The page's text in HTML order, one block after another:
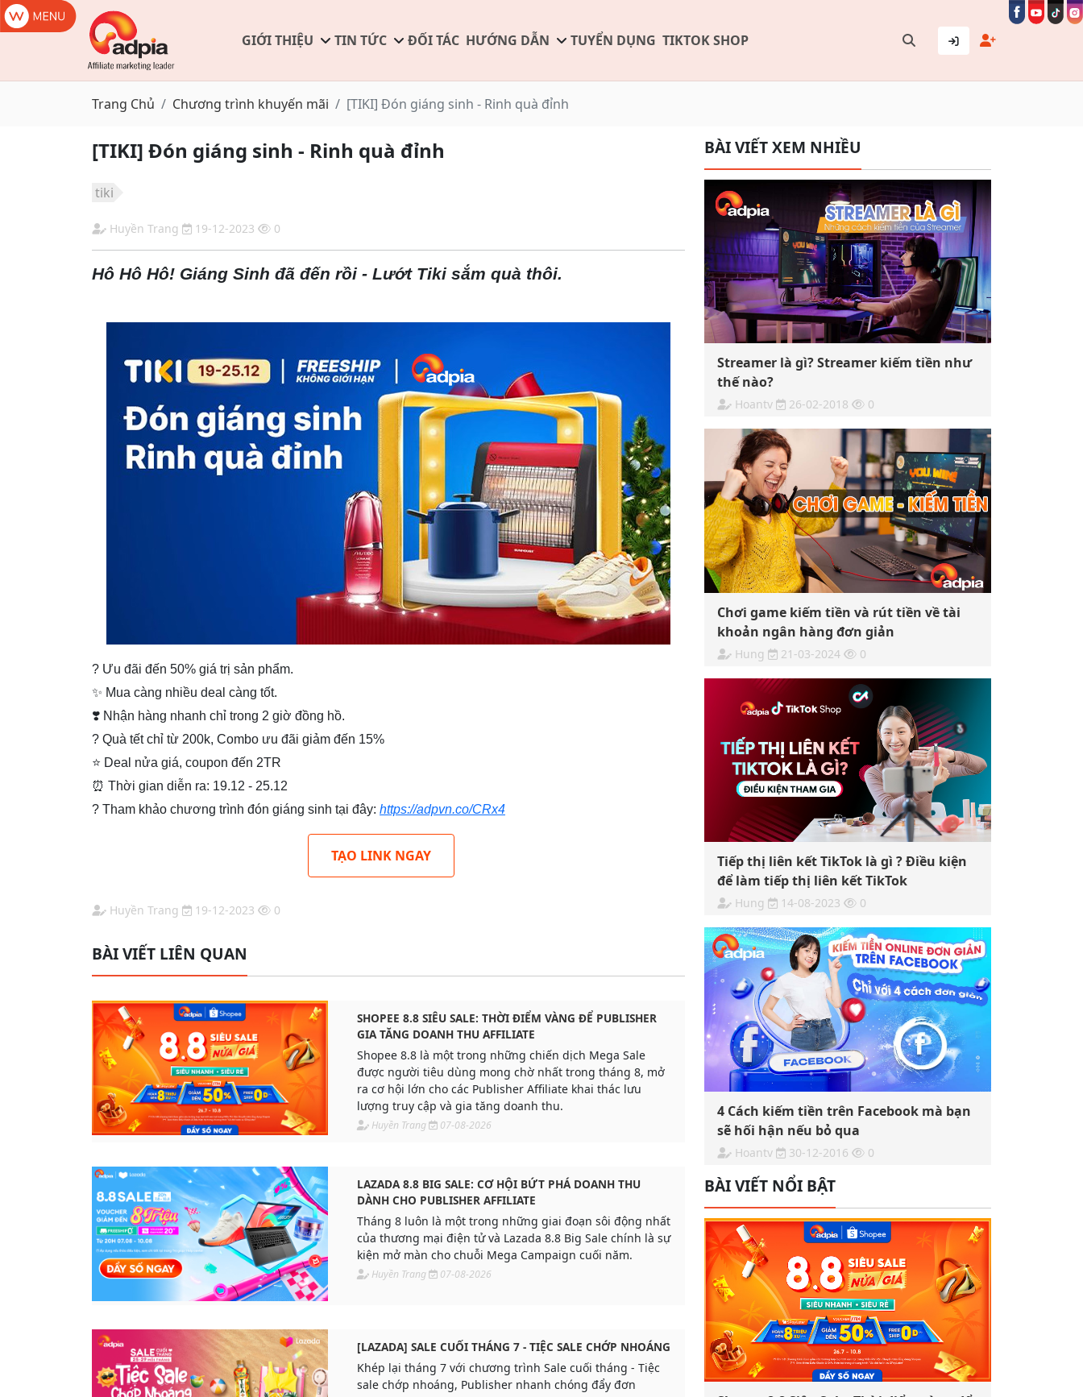
GIỚI THIỆU TIN TỨC ĐỐI TÁC HƯỚNG DẪN TUYỂN DỤNG TIKTOK SHOP
Trang Chủ Chương trình khuyến mãi [TIKI] Đón giáng sinh - Rinh quà đỉnh
[TIKI] Đón giáng sinh - Rinh quà đỉnh
tiki
Huyền Trang 19-12-2023 0
Hô Hô Hô! Giáng Sinh đã đến rồi - Lướt Tiki sắm quà thôi.
? Ưu đãi đến 50% giá trị sản phẩm.
✨ Mua càng nhiều deal càng tốt.
❣️ Nhận hàng nhanh chỉ trong 2 giờ đồng hồ.
? Quà tết chỉ từ 200k, Combo ưu đãi giảm đến 15%
⭐ Deal nửa giá, coupon đến 2TR
⏰ Thời gian diễn ra: 19.12 - 25.12
? Tham khảo chương trình đón giáng sinh tại đây: https://adpvn.co/CRx4
TẠO LINK NGAY
Huyền Trang 19-12-2023 0
BÀI VIẾT LIÊN QUAN
SHOPEE 8.8 SIÊU SALE: THỜI ĐIỂM VÀNG ĐỂ PUBLISHER
GIA TĂNG DOANH THU AFFILIATE
Shopee 8.8 là một trong những chiến dịch Mega Sale
được người tiêu dùng mong chờ nhất trong tháng 8, mở
ra cơ hội lớn cho các Publisher Affiliate khai thác lưu
lượng truy cập và gia tăng doanh thu.
Huyền Trang 07-08-2026
LAZADA 8.8 BIG SALE: CƠ HỘI BỨT PHÁ DOANH THU
DÀNH CHO PUBLISHER AFFILIATE
Tháng 8 luôn là một trong những giai đoạn sôi động nhất
của thương mại điện tử và Lazada 8.8 Big Sale chính là sự
kiện mở màn cho chuỗi Mega Campaign cuối năm.
Huyền Trang 07-08-2026
[LAZADA] SALE CUỐI THÁNG 7 - TIỆC SALE CHỚP NHOÁNG
Khép lại tháng 7 với chương trình Sale cuối tháng - Tiệc
sale chớp nhoáng, Publisher nhanh chóng đẩy đơn
BÀI VIẾT XEM NHIỀU
Streamer là gì? Streamer kiếm tiền như
thế nào?
Hoantv 26-02-2018 0
Chơi game kiếm tiền và rút tiền về tài
khoản ngân hàng đơn giản
Hung 21-03-2024 0
Tiếp thị liên kết TikTok là gì ? Điều kiện
để làm tiếp thị liên kết TikTok
Hung 14-08-2023 0
4 Cách kiếm tiền trên Facebook mà bạn
sẽ hối hận nếu bỏ qua
Hoantv 30-12-2016 0
BÀI VIẾT NỔI BẬT